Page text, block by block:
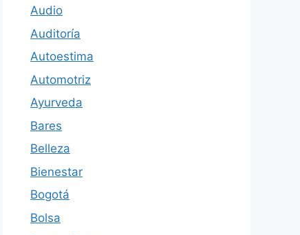
Audio
Auditoría
Autoestima
Automotriz
Ayurveda
Bares
Belleza
Bienestar
Bogotá
Bolsa